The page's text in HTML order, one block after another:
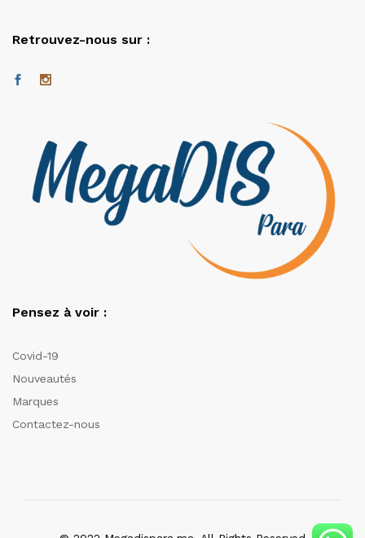
Retrouvez-nous sur :
Pensez à voir :
Covid-19
Nouveautés
Marques
Contactez-nous